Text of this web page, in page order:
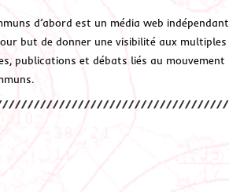
d’abord est un média web indépendant
but de donner une visibilité aux multiples
publications et débats liés au mouvement